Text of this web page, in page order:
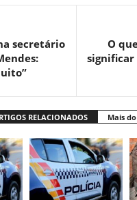
secretário
O
significar
RELACIONADOS Mais